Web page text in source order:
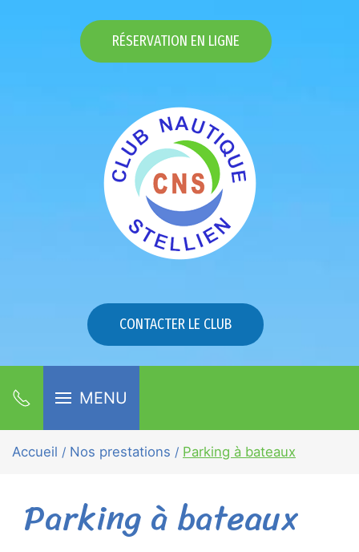
RÉSERVATION EN LIGNE
CONTACTER LE CLUB
MENU
Accueil Nos prestations Parking à bateaux
Parking à bateaux